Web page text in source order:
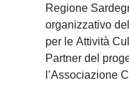
Regione
organizzativo
per le Attività
Partner del
l’Associazione